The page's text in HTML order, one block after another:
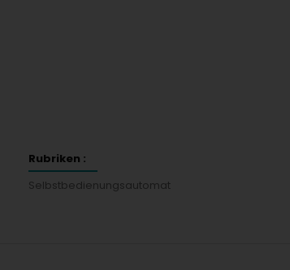
Rubriken :
Selbstbedienungsautomat